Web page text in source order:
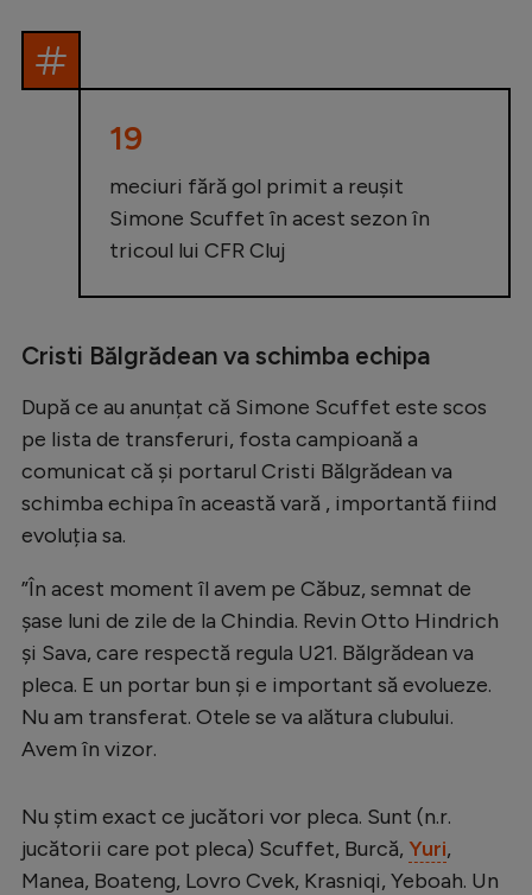
Formula 1
Gimnastică
Auto
Alte sporturi
JO 2024
JO 2026
Intră în cont
Creează cont
19
meciuri fără gol primit a reușit
Simone Scuffet în acest sezon în
tricoul lui CFR Cluj
Cristi Bălgrădean va schimba echipa
După ce au anunțat că Simone Scuffet este scos
pe lista de transferuri, fosta campioană a
comunicat că și portarul Cristi Bălgrădean va
schimba echipa în această vară , importantă fiind
evoluția sa.
”În acest moment îl avem pe Căbuz, semnat de
șase luni de zile de la Chindia. Revin Otto Hindrich
și Sava, care respectă regula U21. Bălgrădean va
pleca. E un portar bun și e important să evolueze.
Nu am transferat. Otele se va alătura clubului.
Avem în vizor.
Nu știm exact ce jucători vor pleca. Sunt (n.r.
jucătorii care pot pleca) Scuffet, Burcă, Yuri,
Manea, Boateng, Lovro Cvek, Krasniqi, Yeboah. Un